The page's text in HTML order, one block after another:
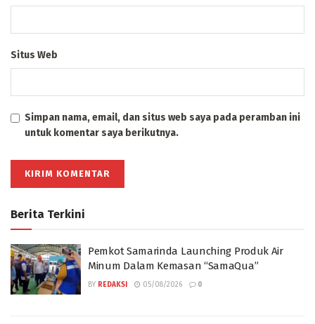
Situs Web
Simpan nama, email, dan situs web saya pada peramban ini
untuk komentar saya berikutnya.
Berita Terkini
Pemkot Samarinda Launching Produk Air
Minum Dalam Kemasan “SamaQua”
BY REDAKSI 05/08/2026 0